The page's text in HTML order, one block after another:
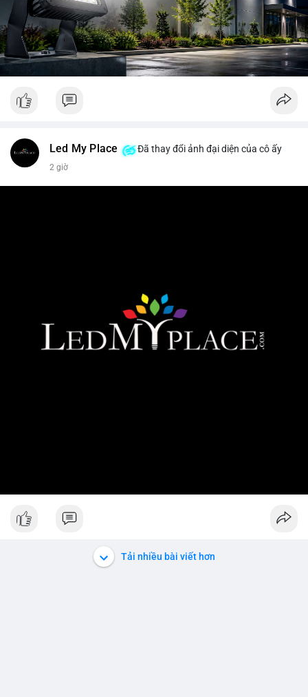
Led My Place Đã thay đổi ảnh đại diện của cô ấy
2 giờ
Tải nhiều bài viết hơn